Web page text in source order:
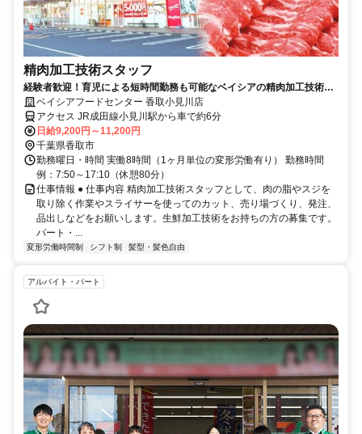
精肉加工技術スタッフ
経験者歓迎！育児による短時間勤務も可能なベイシアの精肉加工技術ス
タッフ（店舗専任社員）求人
ベイシアフードセンター 香取小見川店
アクセス JR成田線小見川駅から車で約6分
日給9,200円～11,200円
千葉県香取市
勤務曜日・時間 実働8時間（1ヶ月単位の変形労働有り） 勤務時間
例：7:50～17:10（休憩80分）
仕事情報 ● 仕事内容 精肉加工技術スタッフとして、肉の脂やスジを
取り除く作業やスライサーを使ってのカット、売り場づくり、発注、
品出しなどをお願いします。生鮮加工技術をお持ちの方の募集です。
パート・...
変形労働時間制 シフト制 髪型・髪色自由
アルバイト・パート